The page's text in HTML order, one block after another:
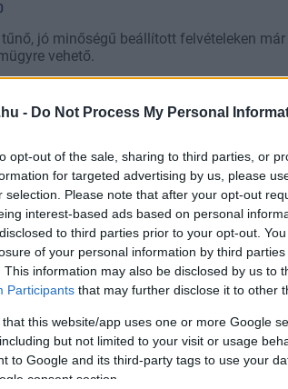
- Do Not Process My Personal
opt-out of the sale, sharing to third parties, or
for targeted advertising by us, please
selection. Please note that after your opt-out
interest-based ads based on personal
to third parties prior to your opt-out.
of your personal information by third parties
This information may also be disclosed by us to
Participants that may further disclose it to other
that this website/app uses one or more Google
but not limited to your visit or usage
to Google and its third-party tags to use your
consent section.
jó minőségű beállított felvételeken már
vehető.
ad ki a Volkswagen az új
második MEB-alapú platformra épülő
néhány fotó.
szivárogtak ki a készülő
pickupjáról készült lesifotókon a
annak felépítése.